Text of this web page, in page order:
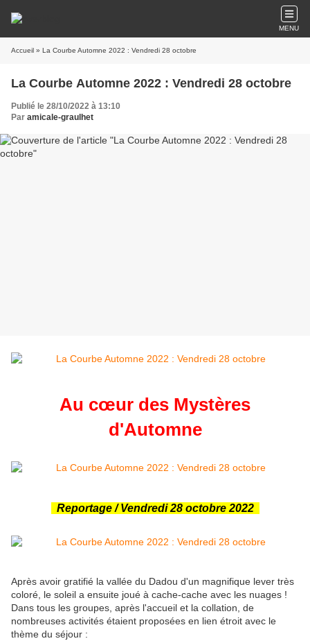
MENU
Accueil » La Courbe Automne 2022 : Vendredi 28 octobre
La Courbe Automne 2022 : Vendredi 28 octobre
Publié le 28/10/2022 à 13:10
Par amicale-graulhet
Au cœur des Mystères
d'Automne
Reportage / Vendredi 28 octobre 2022
Après avoir gratifié la vallée du Dadou d'un magnifique lever très
coloré, le soleil a ensuite joué à cache-cache avec les nuages !
Dans tous les groupes, après l'accueil et la collation, de
nombreuses activités étaient proposées en lien étroit avec le
thème du séjour :